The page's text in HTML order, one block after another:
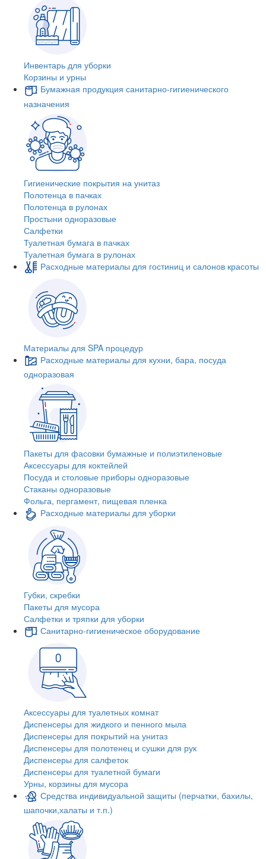
Инвентарь для уборки
Корзины и урны
Бумажная продукция санитарно-гигиенического
назначения
Гигиенические покрытия на унитаз
Полотенца в пачках
Полотенца в рулонах
Простыни одноразовые
Салфетки
Туалетная бумага в пачках
Туалетная бумага в рулонах
Расходные материалы для гостиниц и салонов красоты
Материалы для SPA процедур
Расходные материалы для кухни, бара, посуда
одноразовая
Пакеты для фасовки бумажные и полиэтиленовые
Аксессуары для коктейлей
Посуда и столовые приборы одноразовые
Стаканы одноразовые
Фольга, пергамент, пищевая пленка
Расходные материалы для уборки
Губки, скребки
Пакеты для мусора
Салфетки и тряпки для уборки
Санитарно-гигиеническое оборудование
Аксессуары для туалетных комнат
Диспенсеры для жидкого и пенного мыла
Диспенсеры для покрытий на унитаз
Диспенсеры для полотенец и сушки для рук
Диспенсеры для салфеток
Диспенсеры для туалетной бумаги
Урны, корзины для мусора
Средства индивидуальной защиты (перчатки, бахилы,
шапочки,халаты и т.п.)